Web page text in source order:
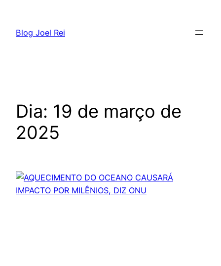
Blog Joel Rei
Dia: 19 de março de
2025